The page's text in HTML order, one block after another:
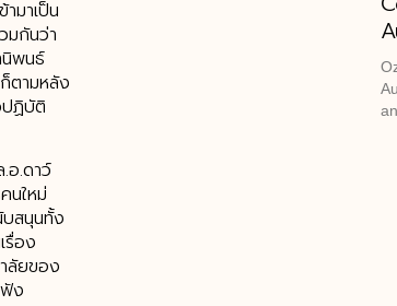
มาเป็น
มกันว่า
นิพนธ์
ตามหลัง
ปฏิบัติ
อ.ดาว์
นใหม่
บสนุนทั้ง
รื่อง
ลัยของ
ง